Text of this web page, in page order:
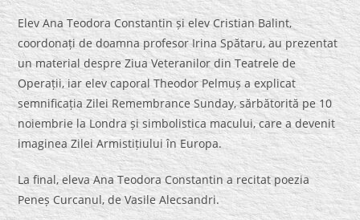
Elev Ana Teodora Constantin și elev Cristian Balint,
coordonați de doamna profesor Irina Spătaru, au prezentat
un material despre Ziua Veteranilor din Teatrele de
Operații, iar elev caporal Theodor Pelmuș a explicat
semnificația Zilei Remembrance Sunday, sărbătorită pe 10
noiembrie la Londra și simbolistica macului, care a devenit
imaginea Zilei Armistițiului în Europa.
La final, eleva Ana Teodora Constantin a recitat poezia
Peneș Curcanul, de Vasile Alecsandri.